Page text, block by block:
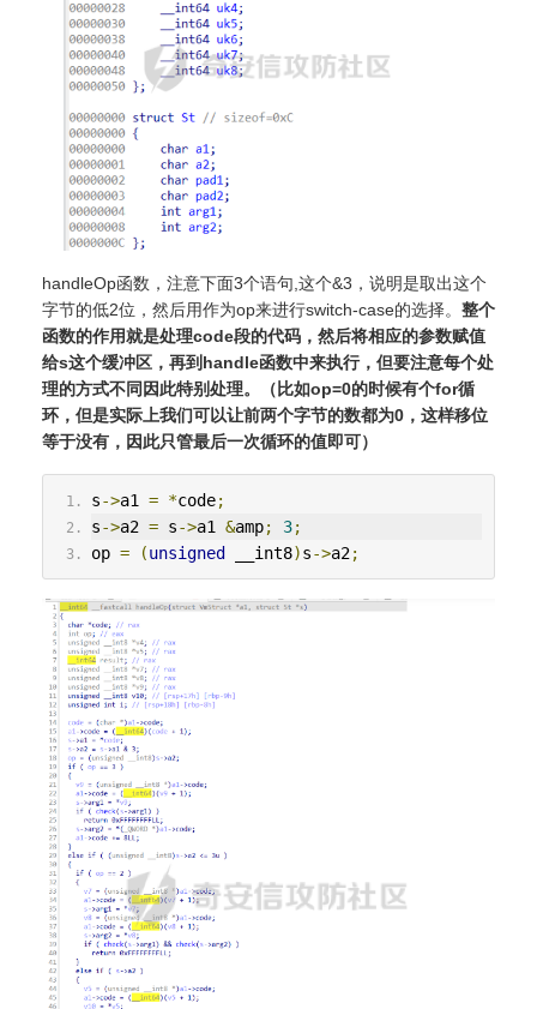
handleOp函数，注意下面3个语句,这个&3，说明是取出这个
字节的低2位，然后用作为op来进行switch-case的选择。 整个
函数的作用就是处理code段的代码，然后将相应的参数赋值
给s这个缓冲区，再到handle函数中来执行，但要注意每个处
理的方式不同因此特别处理。（比如op=0的时候有个for循
环，但是实际上我们可以让前两个字节的数都为0，这样移位
等于没有，因此只管最后一次循环的值即可）
s->a1 = *code;
s->a2 = s->a1 &amp; 3;
op = (unsigned __int8)s->a2;